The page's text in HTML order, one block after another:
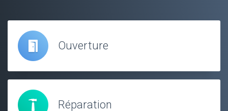
Ouverture
Réparation